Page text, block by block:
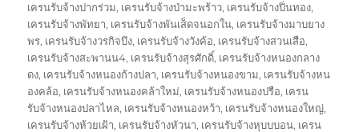
เครนรับจ้างปากร่วม, เครนรับจ้างป่ามะพร้าว, เครนรับจ้างปิ่นทอง,
เครนรับจ้างพัทยา, เครนรับจ้างพันเส็ดจนอกใน, เครนรับจ้างมาบยาง
พร, เครนรับจ้างวรกิจบึง, เครนรับจ้างวังค้อ, เครนรับจ้างสวนเสือ,
เครนรับจ้างสะพานน4, เครนรับจ้างสุรศักดิ์, เครนรับจ้างหนองกลาง
ดง, เครนรับจ้างหนองก้างปลา, เครนรับจ้างหนองขาม, เครนรับจ้างหน
องคล้อ, เครนรับจ้างหนองคล้าใหม่, เครนรับจ้างหนองปรือ, เครน
รับจ้างหนองปลาไหล, เครนรับจ้างหนองหว้า, เครนรับจ้างหนองใหญ่,
เครนรับจ้างห้วยเฝ้า, เครนรับจ้างหัวนา, เครนรับจ้างหุบบบอน, เครน